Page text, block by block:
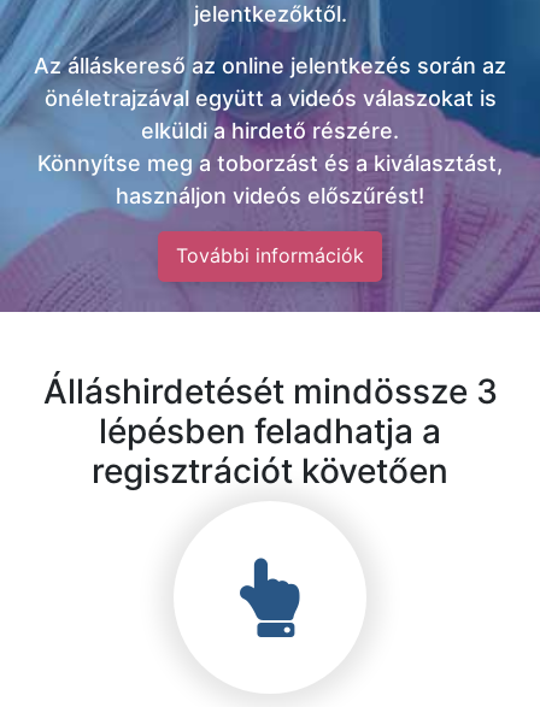
jelentkezőktől.
Az álláskereső az online jelentkezés során az
önéletrajzával együtt a videós válaszokat is
elküldi a hirdető részére.
Könnyítse meg a toborzást és a kiválasztást,
használjon videós előszűrést!
További információk
Álláshirdetését mindössze 3
lépésben feladhatja a
regisztrációt követően